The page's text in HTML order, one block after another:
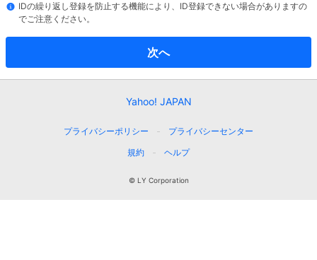
IDの繰り返し登録を防止する機能により、ID登録できない場合がありますの
でご注意ください。
次へ
Yahoo! JAPAN
プライバシーポリシー
プライバシーセンター
規約
ヘルプ
© LY Corporation